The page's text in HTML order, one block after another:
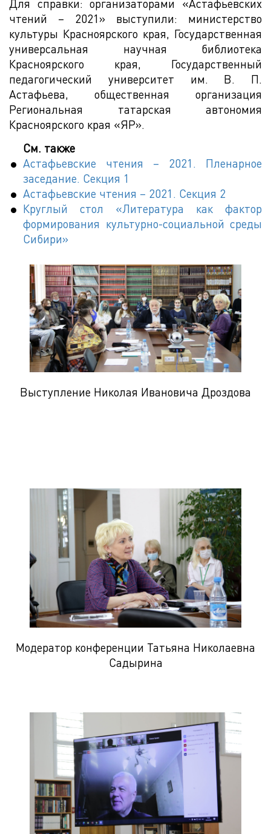
Для справки: организаторами «Астафьевских
чтений – 2021» выступили: министерство
культуры Красноярского края, Государственная
универсальная научная библиотека
Красноярского края, Государственный
педагогический университет им. В. П.
Астафьева, общественная организация
Региональная татарская автономия
Красноярского края «ЯР».
См. также
Астафьевские чтения – 2021. Пленарное
заседание. Секция 1
Астафьевские чтения – 2021. Секция 2
Круглый стол «Литература как фактор
формирования культурно-социальной среды
Сибири»
Выступление Николая Ивановича Дроздова
Модератор конференции Татьяна Николаевна
Садырина